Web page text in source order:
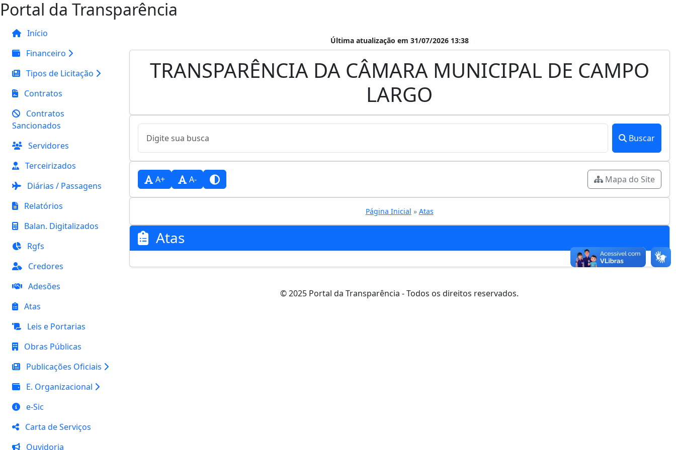
Portal da Transparência
Início
Financeiro
Tipos de Licitação
Contratos
Contratos
Sancionados
Servidores
Terceirizados
Diárias / Passagens
Relatórios
Balan. Digitalizados
Rgfs
Credores
Adesões
Atas
Leis e Portarias
Obras Públicas
Publicações Oficiais
E. Organizacional
e-Sic
Carta de Serviços
Ouvidoria
Última atualização em 31/07/2026 13:38
TRANSPARÊNCIA DA CÂMARA MUNICIPAL DE CAMPO
LARGO
Buscar
A+ A- Mapa do Site
Página Inicial » Atas
Atas
© 2025 Portal da Transparência - Todos os direitos reservados.